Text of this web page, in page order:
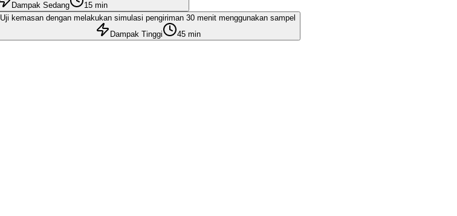
Dampak Sedang
15 min
Uji kemasan dengan melakukan simulasi pengiriman 30 menit menggunakan sampel
Dampak Tinggi
45 min